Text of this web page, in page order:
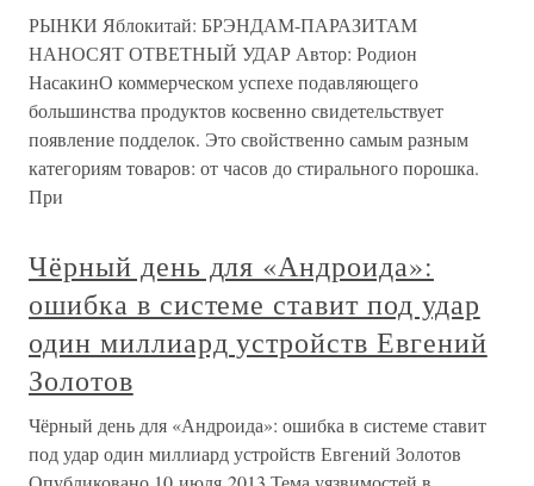
РЫНКИ Яблокитай: БРЭНДАМ-ПАРАЗИТАМ
НАНОСЯТ ОТВЕТНЫЙ УДАР Автор: Родион
НасакинО коммерческом успехе подавляющего
большинства продуктов косвенно свидетельствует
появление подделок. Это свойственно самым разным
категориям товаров: от часов до стирального порошка.
При
Чёрный день для «Андроида»:
ошибка в системе ставит под удар
один миллиард устройств Евгений
Золотов
Чёрный день для «Андроида»: ошибка в системе ставит
под удар один миллиард устройств Евгений Золотов